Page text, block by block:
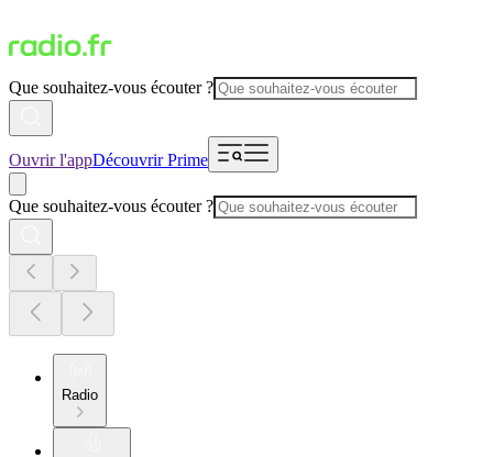
Que souhaitez-vous écouter ?
Ouvrir l'appDécouvrir Prime
Que souhaitez-vous écouter ?
Radio